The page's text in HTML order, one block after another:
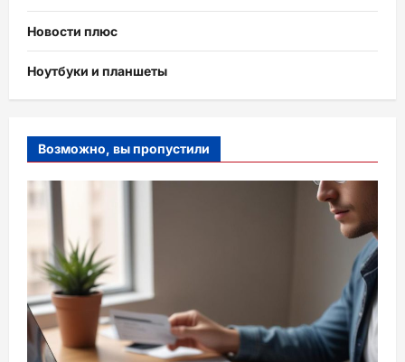
Новости плюс
Ноутбуки и планшеты
Возможно, вы пропустили